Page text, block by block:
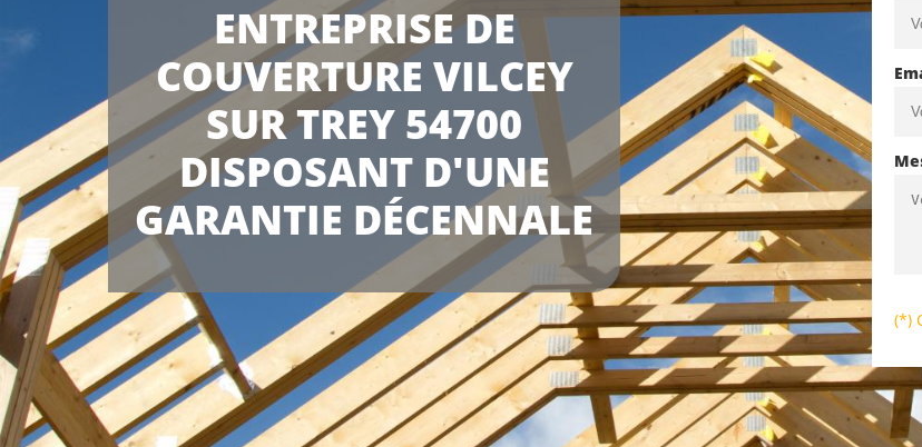
ENTREPRISE DE
COUVERTURE VILCEY
SUR TREY 54700
DISPOSANT D'UNE
GARANTIE DÉCENNALE
(*)